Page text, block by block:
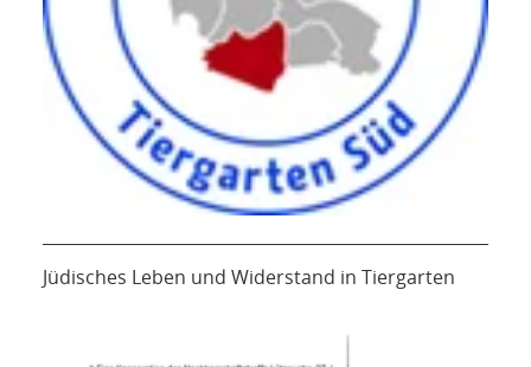
Jüdisches Leben und Widerstand in Tiergarten